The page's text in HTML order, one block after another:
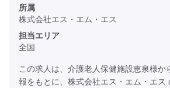
所属
株式会社エス・エム・エス
担当エリア
全国
この求人は、介護老人保健施設恵泉様か
報をもとに、株式会社エス・エム・エス